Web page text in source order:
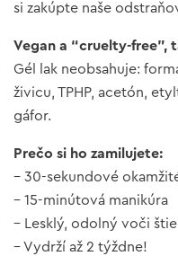
si zakúpte naše
Vegan a “cruelty-free”,
Gél lak neobsahuje:
živicu, TPHP, acetón,
gáfor.
Prečo si ho zamilujete:
– 30-sekundové
– 15-minútová manikúra
– Lesklý, odolný voči
– Vydrží až 2 týždne!